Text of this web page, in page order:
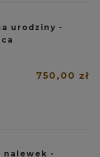
urodziny -
750,00 zł
nalewek -